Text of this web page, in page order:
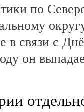
по
в связи с
он